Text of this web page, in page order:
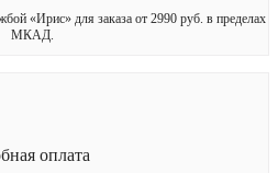
«Ирис» для заказа от 2990 руб. в пределах
МКАД.
оплата